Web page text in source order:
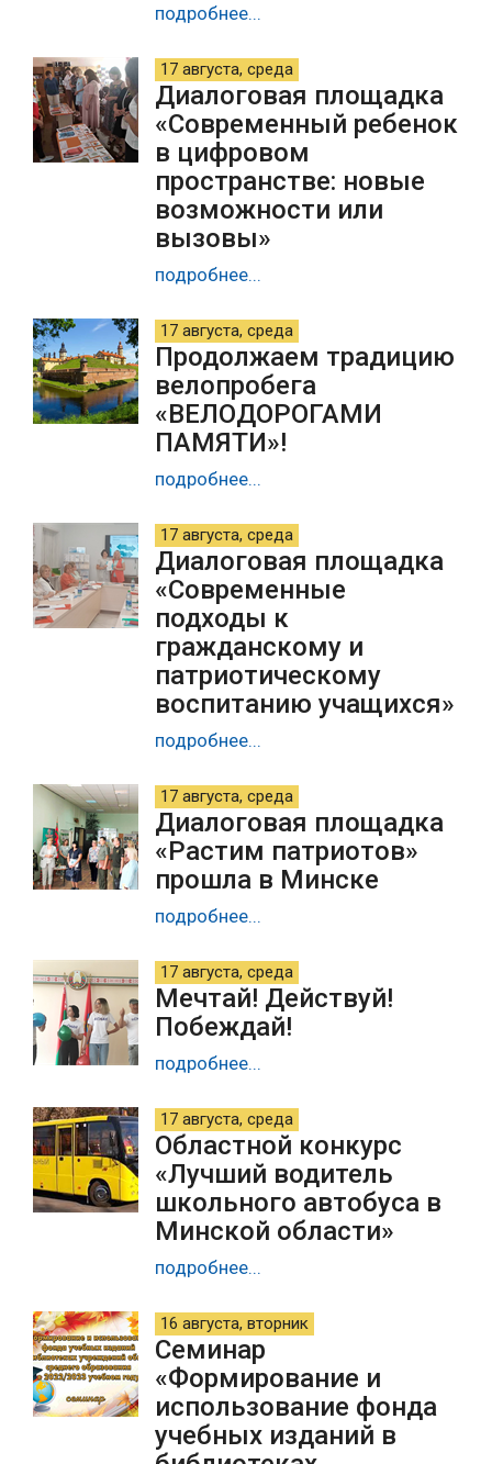
подробнее...
17 августа, среда
Диалоговая площадка
«Современный ребенок
в цифровом
пространстве: новые
возможности или
вызовы»
подробнее...
17 августа, среда
Продолжаем традицию
велопробега
«ВЕЛОДОРОГАМИ
ПАМЯТИ»!
подробнее...
17 августа, среда
Диалоговая площадка
«Современные
подходы к
гражданскому и
патриотическому
воспитанию учащихся»
подробнее...
17 августа, среда
Диалоговая площадка
«Растим патриотов»
прошла в Минске
подробнее...
17 августа, среда
Мечтай! Действуй!
Побеждай!
подробнее...
17 августа, среда
Областной конкурс
«Лучший водитель
школьного автобуса в
Минской области»
подробнее...
16 августа, вторник
Семинар
«Формирование и
использование фонда
учебных изданий в